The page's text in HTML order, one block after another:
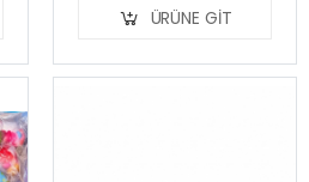
ÜRÜNE GIT